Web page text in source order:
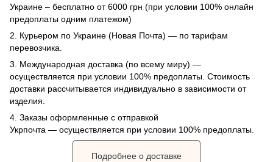
Украине – бесплатно от 6000 грн (при условии 100% онлайн
предоплаты одним платежом)
2. Курьером по Украине (Новая Почта) — по тарифам
перевозчика.
3. Международная доставка (по всему миру) —
осуществляется при условии 100% предоплаты. Стоимость
доставки рассчитывается индивидуально в зависимости от
изделия.
4. Заказы оформленные с отправкой
Укрпочта — осуществляется при условии 100% предоплаты.
Подробнее о доставке